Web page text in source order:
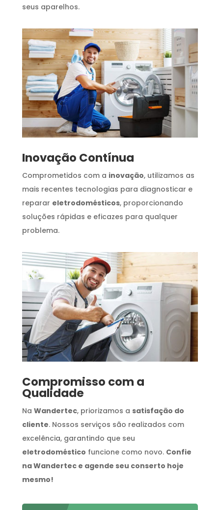
seus aparelhos.
Inovação Contínua
Comprometidos com a inovação, utilizamos as
mais recentes tecnologias para diagnosticar e
reparar eletrodomésticos, proporcionando
soluções rápidas e eficazes para qualquer
problema.
Compromisso com a
Qualidade
Na Wandertec, priorizamos a satisfação do
cliente. Nossos serviços são realizados com
excelência, garantindo que seu
eletrodoméstico funcione como novo. Confie
na Wandertec e agende seu conserto hoje
mesmo!